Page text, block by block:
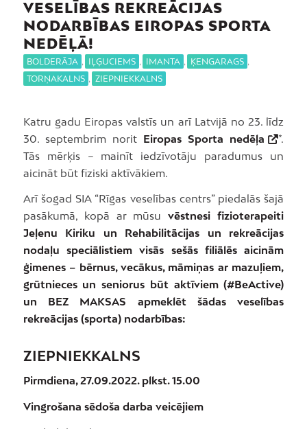
VESELĪBAS REKREĀCIJAS
NODARBĪBAS EIROPAS SPORTA
NEDĒĻĀ!
BOLDERĀJA , IĻĢUCIEMS , IMANTA , ĶENGARAGS ,
TORŅAKALNS , ZIEPNIEKKALNS
Katru gadu Eiropas valstīs un arī Latvijā no 23. līdz
30. septembrim norit Eiropas Sporta nedēļa
*.
Tās mērķis – mainīt iedzīvotāju paradumus un
aicināt būt fiziski aktīvākiem.
Arī šogad SIA “Rīgas veselības centrs” piedalās šajā
pasākumā, kopā ar mūsuvēstnesi fizioterapeiti
Jeļenu Kiriku un Rehabilitācijas un rekreācijas
nodaļu speciālistiem visās sešās filiālēs aicinām
ģimenes – bērnus, vecākus, māmiņas ar mazuļiem,
grūtnieces un seniorus būt aktīviem (#BeActive)
un BEZ MAKSAS apmeklēt šādas veselības
rekreācijas (sporta) nodarbības:
ZIEPNIEKKALNS
Pirmdiena, 27.09.2022. plkst. 15.00
Vingrošana sēdoša darba veicējiem